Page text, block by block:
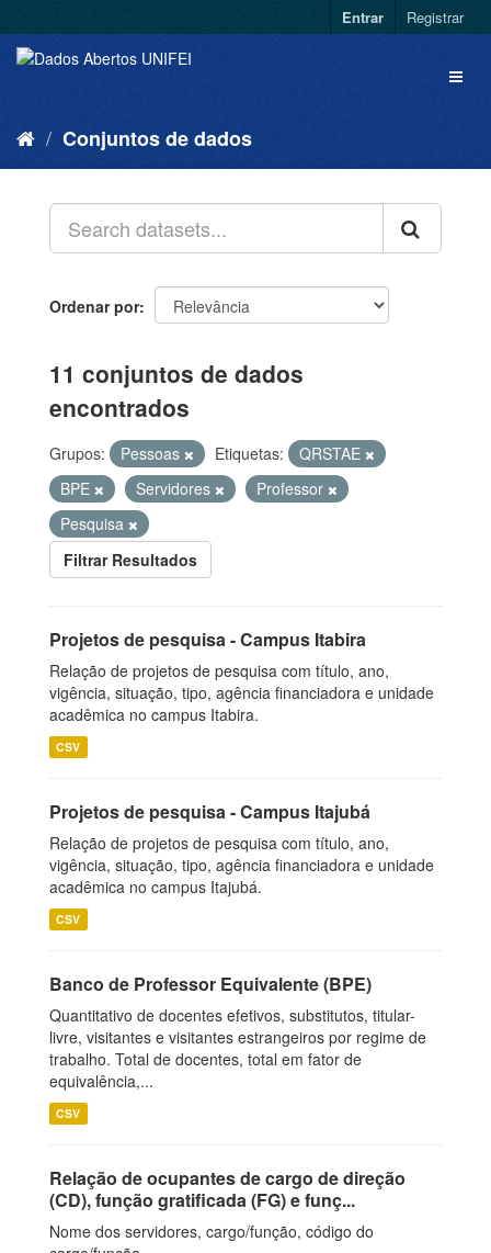
Entrar Registrar
Conjuntos de dados
Ordenar por
11 conjuntos de dados
encontrados
Grupos: Pessoas Etiquetas:
QRSTAE
BPE
Servidores
Professor
Pesquisa
Filtrar Resultados
Projetos de pesquisa - Campus Itabira
Relação de projetos de pesquisa com título, ano,
vigência, situação, tipo, agência financiadora e unidade
acadêmica no campus Itabira.
CSV
Projetos de pesquisa - Campus Itajubá
Relação de projetos de pesquisa com título, ano,
vigência, situação, tipo, agência financiadora e unidade
acadêmica no campus Itajubá.
CSV
Banco de Professor Equivalente (BPE)
Quantitativo de docentes efetivos, substitutos, titular-
livre, visitantes e visitantes estrangeiros por regime de
trabalho. Total de docentes, total em fator de
equivalência,...
CSV
Relação de ocupantes de cargo de direção
(CD), função gratificada (FG) e funç...
Nome dos servidores, cargo/função, código do